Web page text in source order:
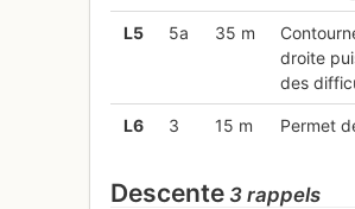
L5 5a 35 m
droite
des
L6 3 15 m Permet
Descente 3 rappels